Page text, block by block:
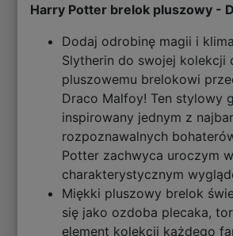
Harry Potter brelok pluszowy -
Dodaj odrobinę magii i
Slytherin do swojej kolekcji
pluszowemu brelokowi
Draco Malfoy! Ten stylowy
inspirowany jednym z
rozpoznawalnych
Potter zachwyca uroczym
charakterystycznym
Miękki pluszowy brelok
się jako ozdoba plecaka,
element kolekcji każdego